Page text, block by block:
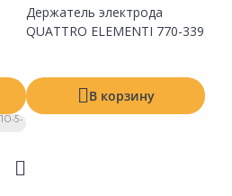
Держатель электрода
QUATTRO ELEMENTI 770-339
В корзину